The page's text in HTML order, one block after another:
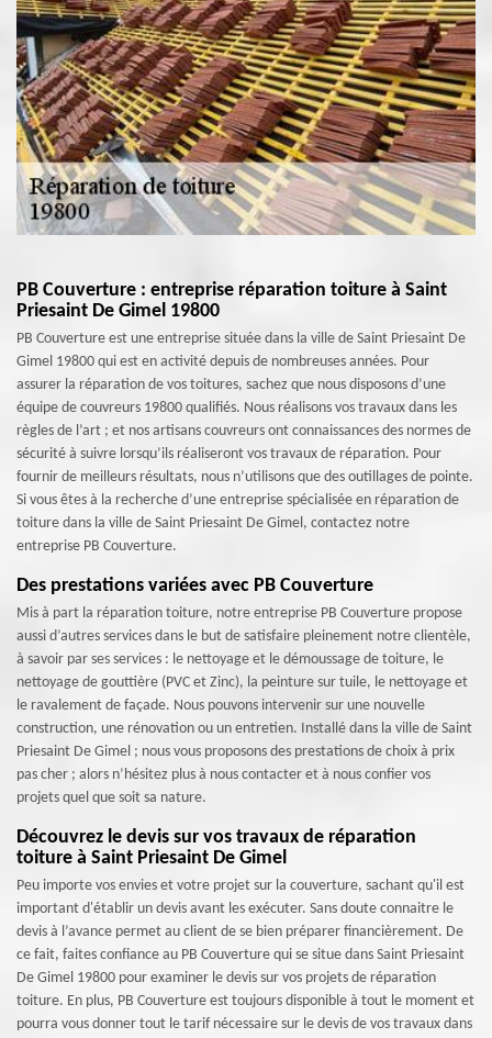
PB Couverture : entreprise réparation toiture à Saint
Priesaint De Gimel 19800
PB Couverture est une entreprise située dans la ville de Saint Priesaint De
Gimel 19800 qui est en activité depuis de nombreuses années. Pour
assurer la réparation de vos toitures, sachez que nous disposons d’une
équipe de couvreurs 19800 qualifiés. Nous réalisons vos travaux dans les
règles de l’art ; et nos artisans couvreurs ont connaissances des normes de
sécurité à suivre lorsqu’ils réaliseront vos travaux de réparation. Pour
fournir de meilleurs résultats, nous n’utilisons que des outillages de pointe.
Si vous êtes à la recherche d’une entreprise spécialisée en réparation de
toiture dans la ville de Saint Priesaint De Gimel, contactez notre
entreprise PB Couverture.
Des prestations variées avec PB Couverture
Mis à part la réparation toiture, notre entreprise PB Couverture propose
aussi d’autres services dans le but de satisfaire pleinement notre clientèle,
à savoir par ses services : le nettoyage et le démoussage de toiture, le
nettoyage de gouttière (PVC et Zinc), la peinture sur tuile, le nettoyage et
le ravalement de façade. Nous pouvons intervenir sur une nouvelle
construction, une rénovation ou un entretien. Installé dans la ville de Saint
Priesaint De Gimel ; nous vous proposons des prestations de choix à prix
pas cher ; alors n’hésitez plus à nous contacter et à nous confier vos
projets quel que soit sa nature.
Découvrez le devis sur vos travaux de réparation
toiture à Saint Priesaint De Gimel
Peu importe vos envies et votre projet sur la couverture, sachant qu'il est
important d'établir un devis avant les exécuter. Sans doute connaitre le
devis à l’avance permet au client de se bien préparer financièrement. De
ce fait, faites confiance au PB Couverture qui se situe dans Saint Priesaint
De Gimel 19800 pour examiner le devis sur vos projets de réparation
toiture. En plus, PB Couverture est toujours disponible à tout le moment et
pourra vous donner tout le tarif nécessaire sur le devis de vos travaux dans